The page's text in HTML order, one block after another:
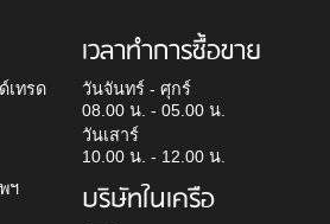
เทรด
ฯ
เวลาทำการซื้อขาย
วันจันทร์ - ศุกร์
08.00 น. - 05.00 น.
วันเสาร์
10.00 น. - 12.00 น.
บริษัทในเครือ